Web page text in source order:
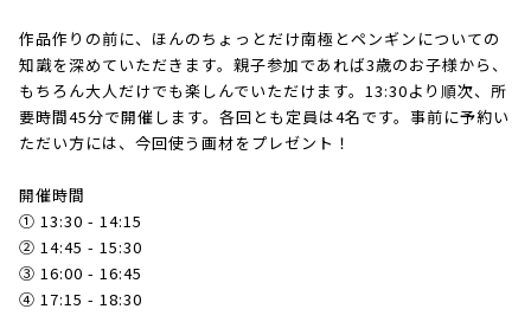
作品作りの前に、ほんのちょっとだけ南極とペンギンについての
知識を深めていただきます。親子参加であれば3歳のお子様から、
もちろん大人だけでも楽しんでいただけます。13:30より順次、所
要時間45分で開催します。各回とも定員は4名です。事前に予約い
ただい方には、今回使う画材をプレゼント！
開催時間
① 13:30 - 14:15
② 14:45 - 15:30
③ 16:00 - 16:45
④ 17:15 - 18:30